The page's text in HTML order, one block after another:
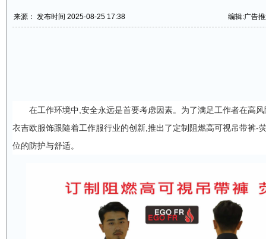
来源： 发布时间 2025-08-25 17:38 编辑:广告
在工作环境中,安全永远是首要考虑因素。为了满足工作者在高
衣吉欧服饰跟隨着工作服行业的创新,推出了定制阻燃高可视吊带裤-
位的防护与舒适。